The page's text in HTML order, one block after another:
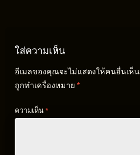
ใส่ความเห็น
อีเมลของคุณจะไม่แสดงให้คนอื่นเห็น
ถูกทำเครื่องหมาย *
ความเห็น *